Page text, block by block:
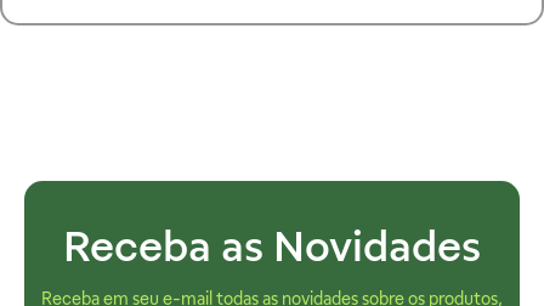
Receba as Novidades
Receba em seu e-mail todas as novidades sobre os produtos,